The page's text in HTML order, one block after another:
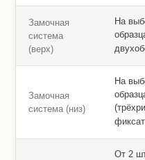
Замочная
система
(верх)
На
Замочная
система (низ)
На
От 2